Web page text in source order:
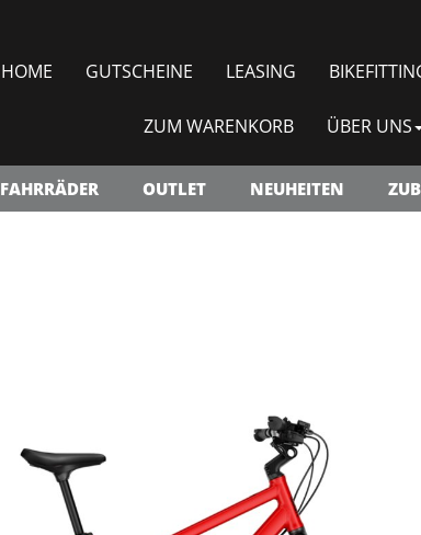
HOME GUTSCHEINE LEASING
ZUM WARENKORB ÜBER UNS
FAHRRÄDER OUTLET NEUHEITEN